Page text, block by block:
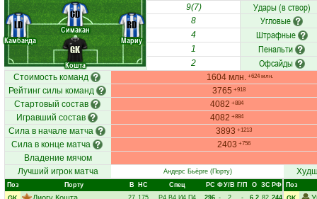
Кошта
Камбанда
Симакан
Мариу
GK
LD
CD
RD
9(7) Удары (в створ)
8 Угловые
4 Штрафные
1 Пенальти
2 Офсайды
Стоимость команд 1604 млн. +624 млн.
Рейтинг силы команд 3765 +918
Стартовый состав 4082 +884
Игравший состав 4082 +884
Сила в начале матча 3893 +1213
Сила в конце матча 2403 +756
Владение мячом
Лучший игрок матча
Андерс Бьёрге(Порту)
Поз Порту В НC Спец РC ФУ/В Г/П О ЗС РФ
27 175 Р4 В4 И4 П4 296 - 2 - 6.2 82 244
Поз